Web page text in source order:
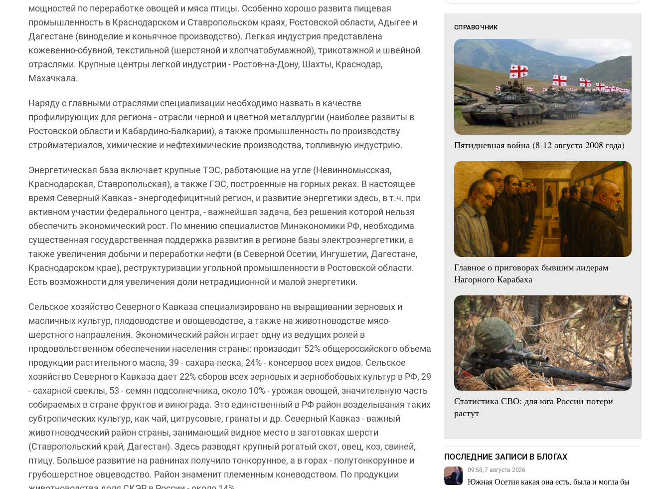
мощностей по переработке овощей и мяса птицы. Особенно хорошо развита пищевая
промышленность в Краснодарском и Ставропольском краях, Ростовской области, Адыгее и
Дагестане (виноделие и коньячное производство). Легкая индустрия представлена
кожевенно-обувной, текстильной (шерстяной и хлопчатобумажной), трикотажной и швейной
отраслями. Крупные центры легкой индустрии - Ростов-на-Дону, Шахты, Краснодар,
Махачкала.
Наряду с главными отраслями специализации необходимо назвать в качестве
профилирующих для региона - отрасли черной и цветной металлургии (наиболее развиты в
Ростовской области и Кабардино-Балкарии), а также промышленность по производству
стройматериалов, химические и нефтехимические производства, топливную индустрию.
Энергетическая база включает крупные ТЭС, работающие на угле (Невинномысская,
Краснодарская, Ставропольская), а также ГЭС, построенные на горных реках. В настоящее
время Северный Кавказ - энергодефицитный регион, и развитие энергетики здесь, в т.ч. при
активном участии федерального центра, - важнейшая задача, без решения которой нельзя
обеспечить экономический рост. По мнению специалистов Минэкономики РФ, необходима
существенная государственная поддержка развития в регионе базы электроэнергетики, а
также увеличения добычи и переработки нефти (в Северной Осетии, Ингушетии, Дагестане,
Краснодарском крае), реструктуризации угольной промышленности в Ростовской области.
Есть возможности для увеличения доли нетрадиционной и малой энергетики.
Сельское хозяйство Северного Кавказа специализировано на выращивании зерновых и
масличных культур, плодоводстве и овощеводстве, а также на животноводстве мясо-
шерстного направления. Экономический район играет одну из ведущих ролей в
продовольственном обеспечении населения страны: производит 52% общероссийского объема
продукции растительного масла, 39 - сахара-песка, 24% - консервов всех видов. Сельское
хозяйство Северного Кавказа дает 22% сборов всех зерновых и зернобобовых культур в РФ, 29
- сахарной свеклы, 53 - семян подсолнечника, около 10% - урожая овощей, значительную часть
собираемых в стране фруктов и винограда. Это единственный в РФ район возделывания таких
субтропических культур, как чай, цитрусовые, гранаты и др. Северный Кавказ - важный
животноводческий район страны, занимающий видное место в заготовках шерсти
(Ставропольский край, Дагестан). Здесь разводят крупный рогатый скот, овец, коз, свиней,
птицу. Большое развитие на равнинах получило тонкорунное, а в горах - полутонкорунное и
грубошерстное овцеводство. Район знаменит племенным коневодством. По продукции
СПРАВОЧНИК
Пятидневная война (8-12 августа 2008 года)
Главное о приговорах бывшим лидерам
Нагорного Карабаха
Статистика СВО: для юга России потери
растут
ПОСЛЕДНИЕ ЗАПИСИ В БЛОГАХ
09:58, 7 августа 2026
Южная Осетия какая она есть, была и могла бы